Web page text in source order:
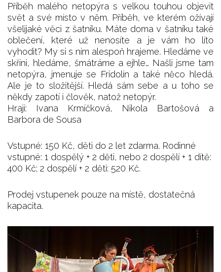
Příběh malého netopýra s velkou touhou objevit
svět a své místo v něm. Příběh, ve kterém ožívají
všelijaké věci z šatníku. Máte doma v šatníku také
oblečení, které už nenosíte a je vám ho líto
vyhodit? My si s ním alespoň hrajeme. Hledáme ve
skříni, hledáme, šmátráme a ejhle… Našli jsme tam
netopýra, jmenuje se Fridolín a také něco hledá.
Ale je to složitější. Hledá sám sebe a u toho se
někdy zapotí i člověk, natož netopýr.
Hrají: Ivana Krmíčková, Nikola Bartošová a
Barbora de Sousa
Vstupné: 150 Kč, děti do 2 let zdarma. Rodinné
vstupné: 1 dospělý + 2 děti, nebo 2 dospělí + 1 dítě:
400 Kč; 2 dospělí + 2 děti: 520 Kč.
Prodej vstupenek pouze na místě, dostatečná
kapacita.